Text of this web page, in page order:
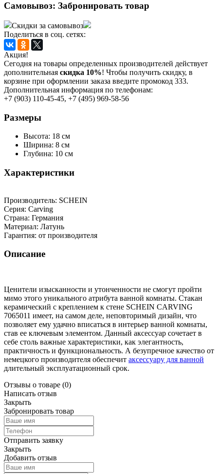
Самовывоз: Забронировать товар
Скидки за самовывоз
Поделиться в соц. сетях:
Акция!
Сегодня на товары определенных производителей действует
дополнительная скидка 10%! Чтобы получить скидку, в
корзине при оформлении заказа введите промокод 333.
Дополнительная информация по телефонам:
+7 (903) 110-45-45, +7 (495) 969-58-56
Размеры
Высота: 18 см
Ширина: 8 см
Глубина: 10 см
Характеристики
Производитель: SСHEIN
Серия: Carving
Страна: Германия
Материал: Латунь
Гарантия: от производителя
Описание
Ценители изысканности и утонченности не смогут пройти
мимо этого уникального атрибута ванной комнаты. Стакан
керамический с креплением к стене SCHEIN CARVING
7065011 имеет, на самом деле, неповторимый дизайн, что
позволяет ему удачно вписаться в интерьер ванной комнаты,
став ее ключевым элементом. Данный аксессуар сочетает в
себе столь важные характеристики, как элегантность,
практичность и функциональность. А безупречное качество от
немецкого производителя обеспечит аксессуару для ванной
длительный эксплуатационный срок.
Отзывы о товаре (0)
Написать отзыв
Закрыть
Забронировать товар
Отправить заявку
Закрыть
Добавить отзыв